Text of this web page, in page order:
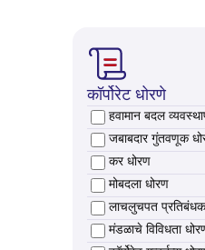
कॉर्पोरेट धोरणे
Select हवामान बदल
हवामान बदल
Select जबाबदार
जबाबदार गुंतवणूक
Select कर धोरण
कर धोरण
Select मोबदला धोरण
मोबदला धोरण
Select लाचलुचपत
लाचलुचपत प्रतिबंधक
Select मंडळाचे
मंडळाचे विविधता